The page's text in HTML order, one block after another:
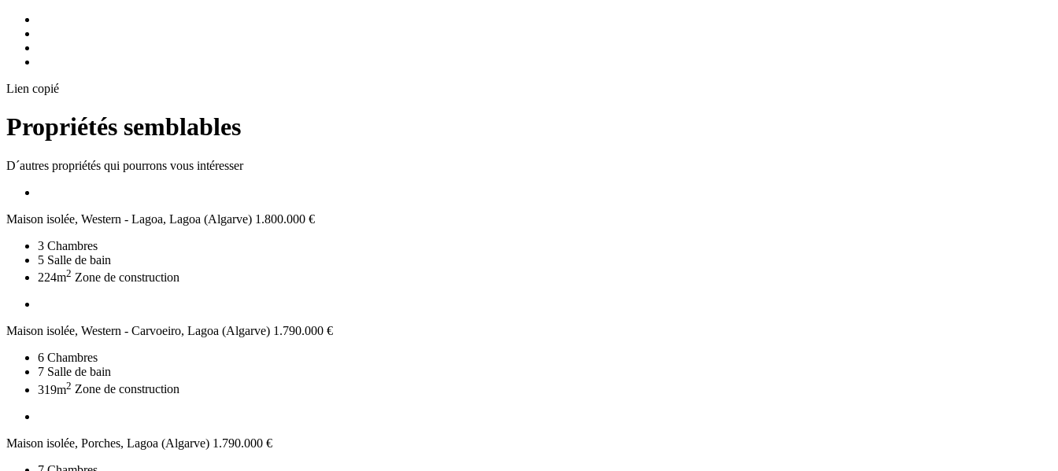
Lien copié
Propriétés semblables
D´autres propriétés qui pourrons vous intéresser
Maison isolée, Western - Lagoa, Lagoa (Algarve) 1.800.000 €
3 Chambres
5 Salle de bain
224m2 Zone de construction
Maison isolée, Western - Carvoeiro, Lagoa (Algarve) 1.790.000 €
6 Chambres
7 Salle de bain
319m2 Zone de construction
Maison isolée, Porches, Lagoa (Algarve) 1.790.000 €